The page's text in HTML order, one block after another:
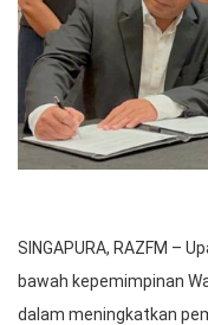
SINGAPURA, RAZFM –
bawah kepemimpinan
dalam meningkatkan